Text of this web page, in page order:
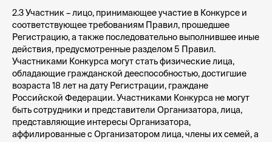
2.3 Участник – лицо, принимающее участие в Конкурсе и
соответствующее требованиям Правил, прошедшее
Регистрацию, а также последовательно выполнившее иные
действия, предусмотренные разделом 5 Правил.
Участниками Конкурса могут стать физические лица,
обладающие гражданской дееспособностью, достигшие
возраста 18 лет на дату Регистрации, граждане
Российской Федерации. Участниками Конкурса не могут
быть сотрудники и представители Организатора, лица,
представляющие интересы Организатора,
аффилированные с Организатором лица, члены их семей, а